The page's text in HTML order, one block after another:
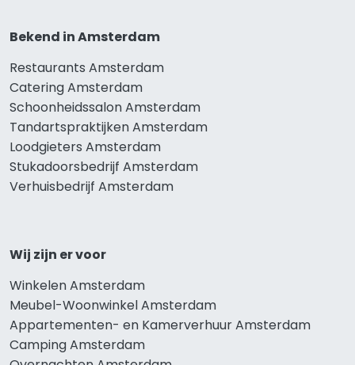
Bekend in Amsterdam
Restaurants Amsterdam
Catering Amsterdam
Schoonheidssalon Amsterdam
Tandartspraktijken Amsterdam
Loodgieters Amsterdam
Stukadoorsbedrijf Amsterdam
Verhuisbedrijf Amsterdam
Wij zijn er voor
Winkelen Amsterdam
Meubel-Woonwinkel Amsterdam
Appartementen- en Kamerverhuur Amsterdam
Camping Amsterdam